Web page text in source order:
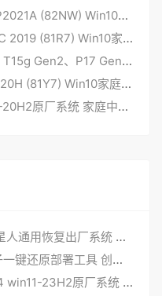
拯救者Lenovo Legion R7000P2021A (82NW) Win10家庭中文版 原厂系统
Lenovo 小新Xiaoxin-14IWL QC 2019 (81R7) Win10家庭中文版 原厂系统
Lenovo ThinkPad P15 Gen2、T15g Gen2、P17 Gen2 Win10专业工作站版 原厂系统
联想Lenovo Legion Y7000 2020H (81Y7) Win10家庭中文版 原厂系统
戴尔DELL XPS17-9710 Win10-20H2原厂系统 家庭中文版 原厂oem系统 带一键恢复
戴尔出厂系统部署工具 戴尔外星人通用恢复出厂系统 DELLDHZ-V6更新
DHZRecoveryTools-V8 大胡子一键还原部署工具 创建本地一键还原正式版
七彩虹ColorFul 隐星P16 TA 24 win11-23H2原厂系统 带COLORFUL一键还原